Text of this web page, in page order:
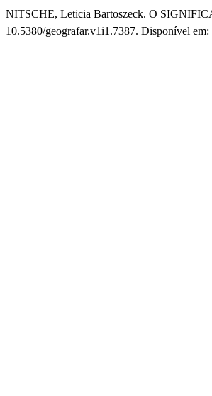
NITSCHE, Leticia Bartoszeck. O
10.5380/geografar.v1i1.7387. Disponível